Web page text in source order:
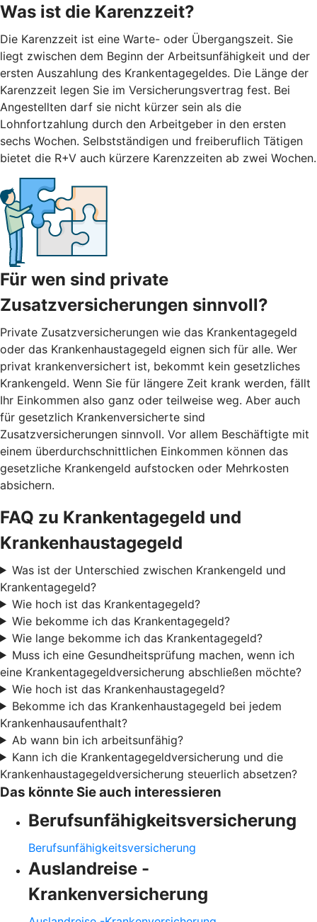
Was ist die Karenzzeit?
Die Karenzzeit ist eine Warte- oder Übergangszeit. Sie
liegt zwischen dem Beginn der Arbeitsunfähigkeit und der
ersten Auszahlung des Krankentagegeldes. Die Länge der
Karenzzeit legen Sie im Versicherungsvertrag fest. Bei
Angestellten darf sie nicht kürzer sein als die
Lohnfortzahlung durch den Arbeitgeber in den ersten
sechs Wochen. Selbstständigen und freiberuflich Tätigen
bietet die R+V auch kürzere Karenzzeiten ab zwei Wochen.
Für wen sind private
Zusatzversicherungen sinnvoll?
Private Zusatzversicherungen wie das Krankentagegeld
oder das Krankenhaustagegeld eignen sich für alle. Wer
privat krankenversichert ist, bekommt kein gesetzliches
Krankengeld. Wenn Sie für längere Zeit krank werden, fällt
Ihr Einkommen also ganz oder teilweise weg. Aber auch
für gesetzlich Krankenversicherte sind
Zusatzversicherungen sinnvoll. Vor allem Beschäftigte mit
einem überdurchschnittlichen Einkommen können das
gesetzliche Krankengeld aufstocken oder Mehrkosten
absichern.
FAQ zu Krankentagegeld und
Krankenhaustagegeld
Was ist der Unterschied zwischen Krankengeld und
Krankentagegeld?
Wie hoch ist das Krankentagegeld?
Wie bekomme ich das Krankentagegeld?
Wie lange bekomme ich das Krankentagegeld?
Muss ich eine Gesundheitsprüfung machen, wenn ich
eine Krankentagegeldversicherung abschließen möchte?
Wie hoch ist das Krankenhaustagegeld?
Bekomme ich das Krankenhaustagegeld bei jedem
Krankenhausaufenthalt?
Ab wann bin ich arbeitsunfähig?
Kann ich die Krankentagegeldversicherung und die
Krankenhaustagegeldversicherung steuerlich absetzen?
Das könnte Sie auch interessieren
Berufsunfähigkeitsversicherung
Berufsunfähigkeitsversicherung
Auslandreise -
Krankenversicherung